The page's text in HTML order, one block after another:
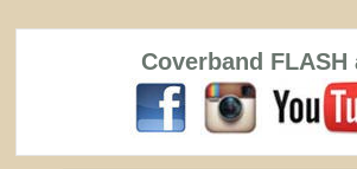
Coverband FLASH